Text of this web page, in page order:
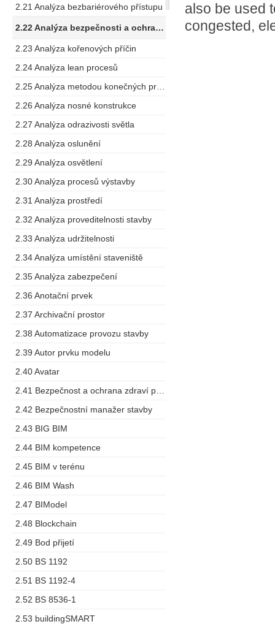
2.21 Analýza bezbariérového přístupu
2.22 Analýza bezpečnosti a ochrany zdraví při práci
2.23 Analýza kořenových příčin
2.24 Analýza lean procesů
2.26 Analýza nosné konstrukce
2.27 Analýza odrazivosti světla
2.28 Analýza oslunění
2.29 Analýza osvětlení
2.30 Analýza procesů výstavby
2.31 Analýza prostředí
2.32 Analýza proveditelnosti stavby
2.33 Analýza udržitelnosti
2.34 Analýza umístění staveniště
2.35 Analýza zabezpečení
2.36 Anotační prvek
2.37 Archivační prostor
2.38 Automatizace provozu stavby
2.39 Autor prvku modelu
2.40 Avatar
2.42 Bezpečnostní manažer stavby
2.43 BIG BIM
2.44 BIM kompetence
2.45 BIM v terénu
2.46 BIM Wash
2.47 BIModel
2.48 Blockchain
2.49 Bod přijetí
2.50 BS 1192
2.51 BS 1192-4
2.52 BS 8536-1
2.53 buildingSMART
also be used
congested,